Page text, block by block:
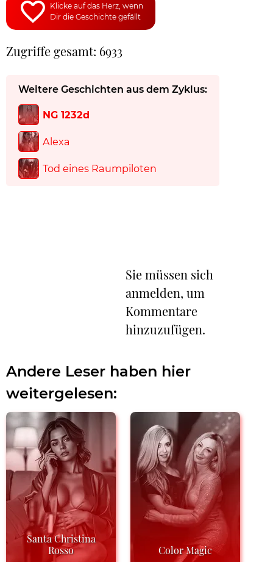
Klicke auf das Herz, wenn
Dir die Geschichte gefällt
Zugriffe gesamt: 6933
Weitere Geschichten aus dem Zyklus:
NG 1232d
Alexa
Tod eines Raumpiloten
Sie müssen sich
anmelden, um
Kommentare
hinzuzufügen.
Andere Leser haben hier
weitergelesen:
Santa Christina
Rosso
Color Magic